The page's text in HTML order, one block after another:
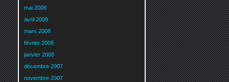
mai 2008
avril 2008
mars 2008
février 2008
janvier 2008
décembre 2007
novembre 2007